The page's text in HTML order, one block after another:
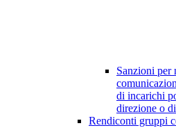
Sanzioni per
di incarichi
direzione o
Rendiconti gruppi